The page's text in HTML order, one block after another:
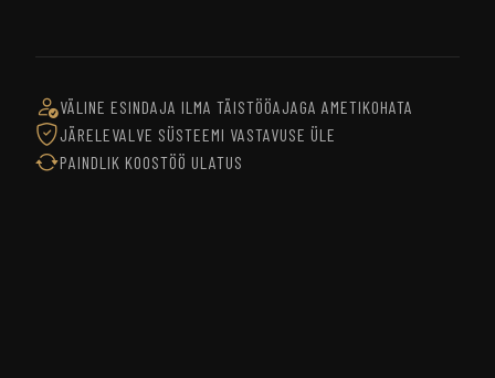
VÄLINE ESINDAJA ILMA TÄISTÖÖAJAGA AMETIKOHATA
JÄRELEVALVE SÜSTEEMI VASTAVUSE ÜLE
PAINDLIK KOOSTÖÖ ULATUS